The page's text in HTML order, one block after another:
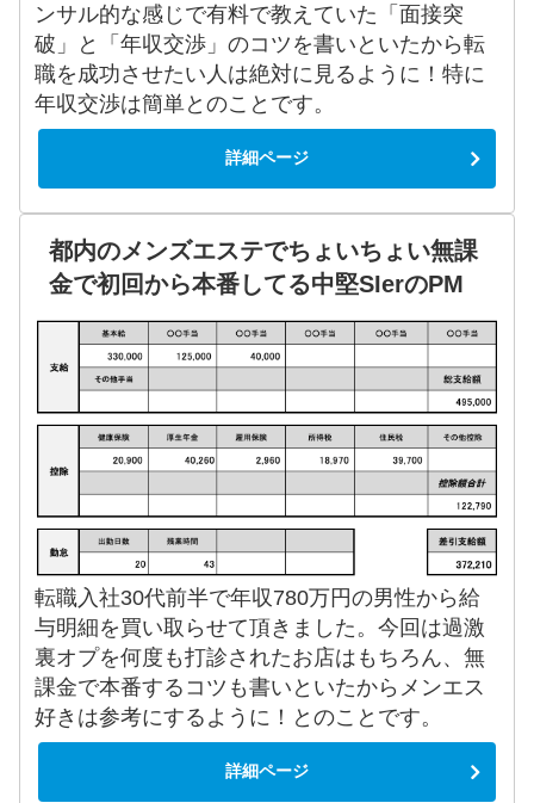
ンサル的な感じで有料で教えていた「面接突
破」と「年収交渉」のコツを書いといたから転
職を成功させたい人は絶対に見るように！特に
年収交渉は簡単とのことです。
詳細ページ
都内のメンズエステでちょいちょい無課
金で初回から本番してる中堅SIerのPM
転職入社30代前半で年収780万円の男性から給
与明細を買い取らせて頂きました。今回は過激
裏オプを何度も打診されたお店はもちろん、無
課金で本番するコツも書いといたからメンエス
好きは参考にするように！とのことです。
詳細ページ